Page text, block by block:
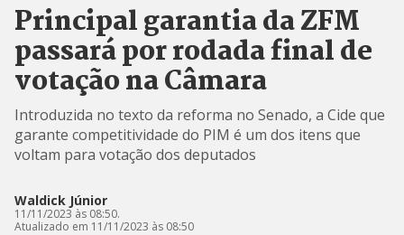
Principal garantia da ZFM
passará por rodada final de
votação na Câmara
Introduzida no texto da reforma no Senado, a Cide que
garante competitividade do PIM é um dos itens que
voltam para votação dos deputados
Waldick Júnior
11/11/2023 às 08:50.
Atualizado em 11/11/2023 às 08:50